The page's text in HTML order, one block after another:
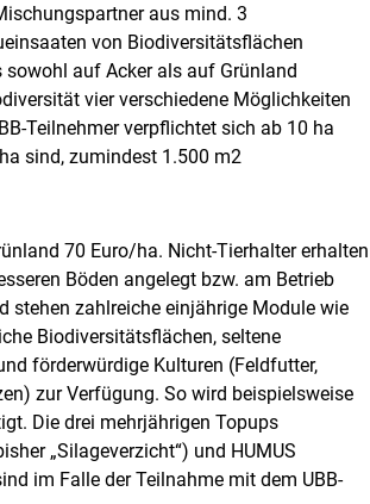
aus mind. 3
von Biodiversitätsflächen
auf Acker als auf Grünland
vier verschiedene Möglichkeiten
Teilnehmer verpflichtet sich ab 10 ha
sind, zumindest 1.500 m2
70 Euro/ha. Nicht-Tierhalter erhalten
Böden angelegt bzw. am Betrieb
stehen zahlreiche einjährige Module wie
Biodiversitätsflächen, seltene
förderwürdige Kulturen (Feldfutter,
zur Verfügung. So wird beispielsweise
Die drei mehrjährigen Topups
„Silageverzicht“) und HUMUS
im Falle der Teilnahme mit dem UBB-